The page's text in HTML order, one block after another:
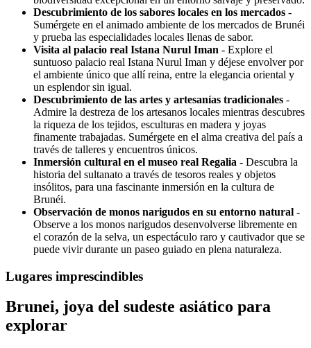
Descubrimiento de los sabores locales en los mercados -
Sumérgete en el animado ambiente de los mercados de Brunéi
y prueba las especialidades locales llenas de sabor.
Visita al palacio real Istana Nurul Iman - Explore el
suntuoso palacio real Istana Nurul Iman y déjese envolver por
el ambiente único que allí reina, entre la elegancia oriental y
un esplendor sin igual.
Descubrimiento de las artes y artesanías tradicionales -
Admire la destreza de los artesanos locales mientras descubres
la riqueza de los tejidos, esculturas en madera y joyas
finamente trabajadas. Sumérgete en el alma creativa del país a
través de talleres y encuentros únicos.
Inmersión cultural en el museo real Regalia - Descubra la
historia del sultanato a través de tesoros reales y objetos
insólitos, para una fascinante inmersión en la cultura de
Brunéi.
Observación de monos narigudos en su entorno natural -
Observe a los monos narigudos desenvolverse libremente en
el corazón de la selva, un espectáculo raro y cautivador que se
puede vivir durante un paseo guiado en plena naturaleza.
Lugares imprescindibles
Brunei, joya del sudeste asiático para
explorar